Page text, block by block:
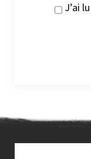
J’ai